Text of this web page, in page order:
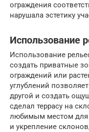
ограждения
нарушала эстетику
Использование
Использование
создать приватные
ограждений или
углублений
другой и создать
сделал террасу на
любимым местом для
и укрепление